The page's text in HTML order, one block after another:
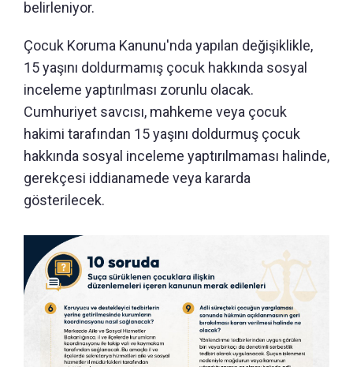
belirleniyor.
Çocuk Koruma Kanunu'nda yapılan değişiklikle,
15 yaşını doldurmamış çocuk hakkında sosyal
inceleme yaptırılması zorunlu olacak.
Cumhuriyet savcısı, mahkeme veya çocuk
hakimi tarafından 15 yaşını doldurmuş çocuk
hakkında sosyal inceleme yaptırılmaması halinde,
gerekçesi iddianamede veya kararda
gösterilecek.